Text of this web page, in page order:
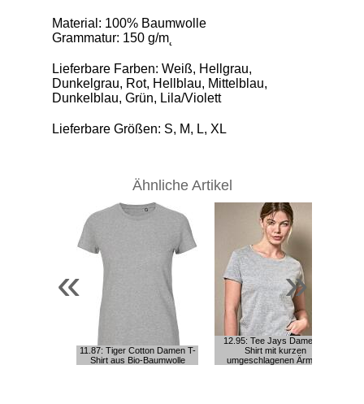
Material: 100% Baumwolle
Grammatur: 150 g/m˛
Lieferbare Farben: Weiß, Hellgrau,
Dunkelgrau, Rot, Hellblau, Mittelblau,
Dunkelblau, Grün, Lila/Violett
Lieferbare Größen: S, M, L, XL
Ähnliche Artikel
«
11.87: Tiger Cotton Damen T-
Shirt aus Bio-Baumwolle
12.95: Tee Jays Damen T-
Shirt mit kurzen
umgeschlagenen Ärmeln
»